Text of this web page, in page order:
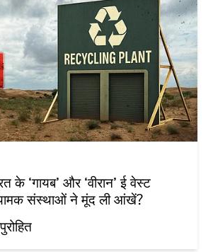
के ‘गायब’ और ‘वीरान’ ई वेस्ट
संस्थाओं ने मूंद ली आंखें?